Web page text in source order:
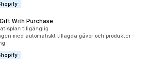
With Purchase
totalt
tillgänglig
med automatiskt tillagda gåvor och produkter –